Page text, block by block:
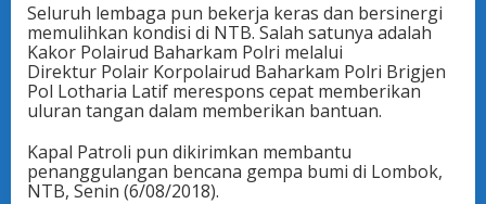
Seluruh lembaga pun bekerja keras dan bersinergi
memulihkan kondisi di NTB. Salah satunya adalah
Kakor Polairud Baharkam Polri melalui
Direktur Polair Korpolairud Baharkam Polri Brigjen
Pol Lotharia Latif merespons cepat memberikan
uluran tangan dalam memberikan bantuan.
Kapal Patroli pun dikirimkan membantu
penanggulangan bencana gempa bumi di Lombok,
NTB, Senin (6/08/2018).